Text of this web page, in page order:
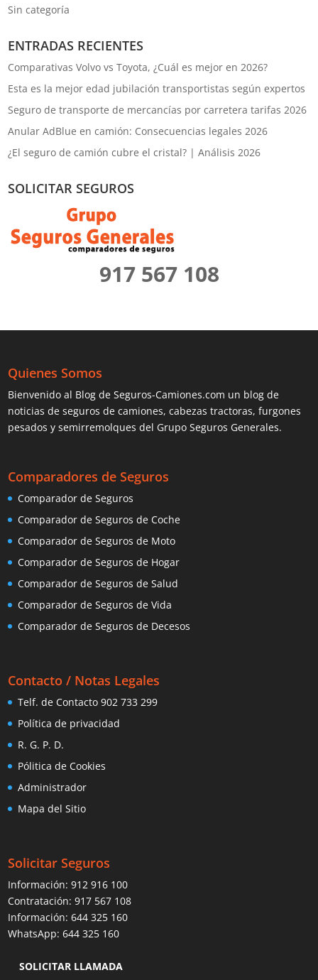
Sin categoría
ENTRADAS RECIENTES
Comparativas Volvo vs Toyota, ¿Cuál es mejor en 2026?
Esta es la mejor edad jubilación transportistas según expertos
Seguro de transporte de mercancías por carretera tarifas 2026
Anular AdBlue en camión: Consecuencias legales 2026
¿El seguro de camión cubre el cristal? | Análisis 2026
SOLICITAR SEGUROS
917 567 108
Quienes Somos
Bienvenido al Blog de Seguros-Camiones.com un blog de
noticias de seguros de camiones, cabezas tractoras, furgones
pesados y semirremolques del Grupo Seguros Generales.
Comparadores de Seguros
Comparador de Seguros
Comparador de Seguros de Coche
Comparador de Seguros de Moto
Comparador de Seguros de Hogar
Comparador de Seguros de Salud
Comparador de Seguros de Vida
Comparador de Seguros de Decesos
Contacto / Notas Legales
Telf. de Contacto 902 733 299
Política de privacidad
R. G. P. D.
Pólitica de Cookies
Administrador
Mapa del Sitio
Solicitar Seguros
Información:912 916 100
Contratación:917 567 108
Información:644 325 160
WhatsApp:644 325 160
SOLICITAR LLAMADA